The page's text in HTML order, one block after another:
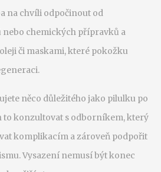
na chvíli odpočinout od
chemických přípravků a
či maskami, které pokožku
něco důležitého jako pilulku po
to konzultovat s odborníkem, který
komplikacím a zároveň podpořit
Vysazení nemusí být konec